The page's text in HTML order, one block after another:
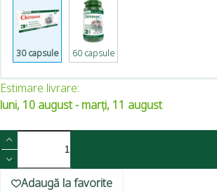
30 capsule 60 capsule
Estimare livrare:
luni, 10 august - marți, 11 august
Adaugă la favorite